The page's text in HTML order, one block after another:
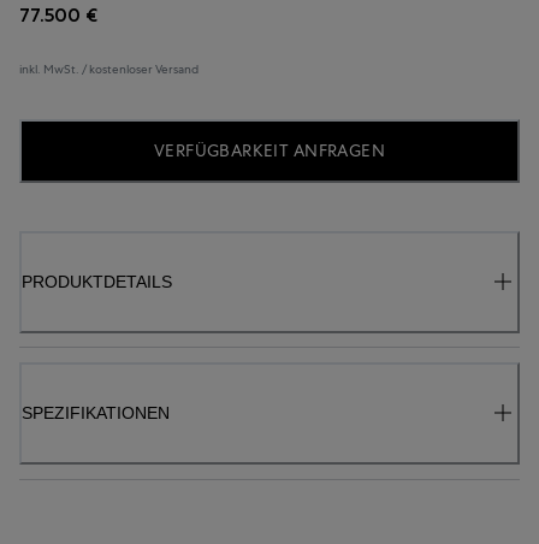
77.500 €
inkl. MwSt. / kostenloser Versand
VERFÜGBARKEIT ANFRAGEN
PRODUKTDETAILS
SPEZIFIKATIONEN